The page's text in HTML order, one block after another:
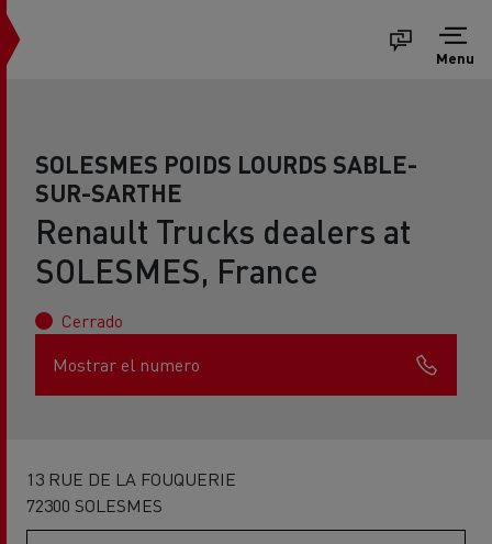
Menu
SOLESMES POIDS LOURDS SABLE-
SUR-SARTHE
Renault Trucks dealers at
SOLESMES, France
Cerrado
Mostrar el numero
13 RUE DE LA FOUQUERIE
72300 SOLESMES